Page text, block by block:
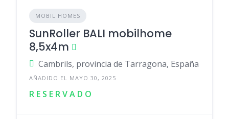
MOBIL HOMES
SunRoller BALI mobilhome
8,5x4m
Cambrils, provincia de Tarragona, España
AÑADIDO EL MAYO 30, 2025
R E S E R V A D O